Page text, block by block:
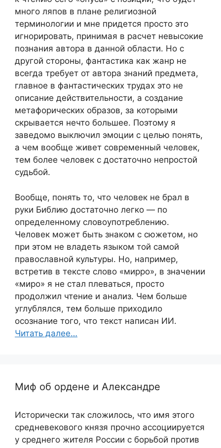
много ляпов в плане религиозной
терминологии и мне придется просто это
игнорировать, принимая в расчет невысокие
познания автора в данной области. Но с
другой стороны, фантастика как жанр не
всегда требует от автора знаний предмета,
главное в фантастических трудах это не
описание действительности, а создание
метафорических образов, за которыми
скрывается нечто большее. Поэтому я
заведомо выключил эмоции с целью понять,
а чем вообще живет современный человек,
тем более человек с достаточно непростой
судьбой.
Вообще, понять то, что человек не брал в
руки Библию достаточно легко — по
определенному словоупотреблению.
Человек может быть знаком с сюжетом, но
при этом не владеть языком той самой
православной культуры. Но, например,
встретив в тексте слово «мирро», в значении
«миро» я не стал плеваться, просто
продолжил чтение и анализ. Чем больше
углублялся, тем больше приходило
осознание того, что текст написан ИИ.
Читать далее…
Миф об ордене и Александре
Исторически так сложилось, что имя этого
средневекового князя прочно ассоциируется
у среднего жителя России с борьбой против